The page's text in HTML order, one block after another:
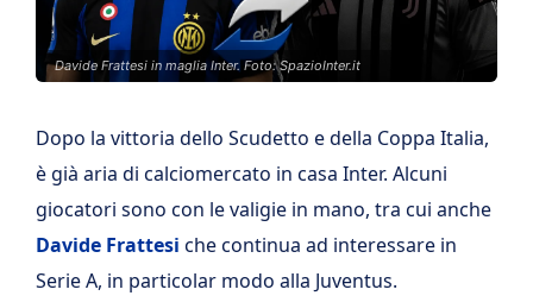
Davide Frattesi in maglia Inter. Foto: SpazioInter.it
Dopo la vittoria dello Scudetto e della Coppa Italia,
è già aria di calciomercato in casa Inter. Alcuni
giocatori sono con le valigie in mano, tra cui anche
Davide Frattesi che continua ad interessare in
Serie A, in particolar modo alla Juventus.